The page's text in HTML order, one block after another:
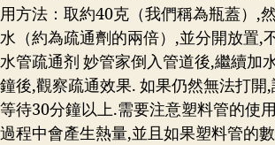
用方法：取約40克（我們稱為瓶蓋）,
水（約為疏通劑的兩倍）,並分開放置,
水管疏通剂 妙管家倒入管道後,繼續加
鐘後,觀察疏通效果. 如果仍然無法打開
等待30分鐘以上.需要注意塑料管的使
過程中會產生熱量,並且如果塑料管的